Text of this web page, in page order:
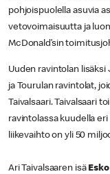
pohjoispuolella asuvia
vetovoimaisuutta ja
McDonald’sin
Uuden ravintolan lisäksi
ja Tourulan ravintolat,
Taivalsaari. Taivalsaari
ravintolassa kuudella
liikevaihto on yli 50
Ari Taivalsaaren isä